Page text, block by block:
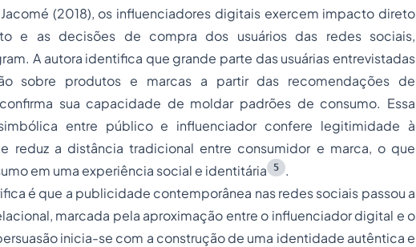
(2018), os influenciadores digitais exercem impacto direto
e as decisões de compra dos usuários das redes sociais,
A autora identifica que grande parte das usuárias entrevistadas
sobre produtos e marcas a partir das recomendações de
sua capacidade de moldar padrões de consumo. Essa
entre público e influenciador confere legitimidade à
reduz a distância tradicional entre consumidor e marca, o que
em uma experiência social e identitária
5
.
é que a publicidade contemporânea nas redes sociais passou a
marcada pela aproximação entre o influenciador digital e o
inicia-se com a construção de uma identidade autêntica e